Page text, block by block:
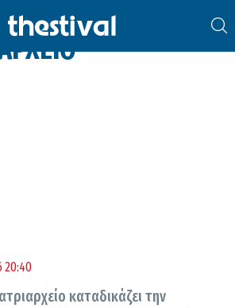
20:40
καταδικάζει την